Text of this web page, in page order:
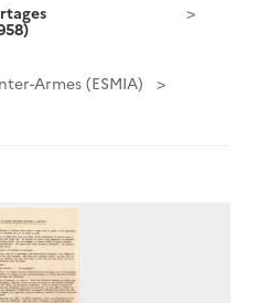
Armes (ESMIA)